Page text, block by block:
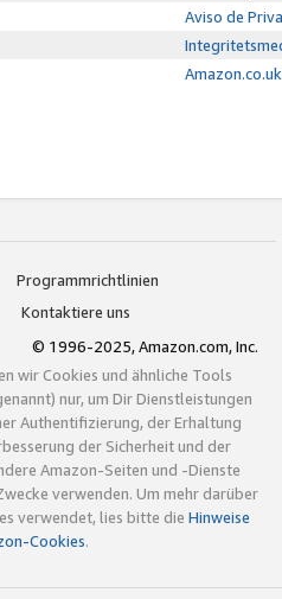
Aviso de
Programmrichtlinien
Kontaktiere uns
© 1996-2025, Amazon.com, Inc.
wir Cookies und ähnliche Tools
nur, um Dir Dienstleistungen
Authentifizierung, der Erhaltung
der Sicherheit und der
Amazon-Seiten und -Dienste
verwenden. Um mehr darüber
verwendet, lies bitte die Hinweise
Cookies.